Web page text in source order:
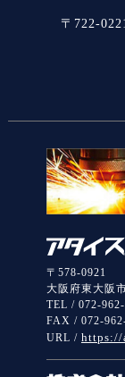
〒722-
〒578-0921
大阪府東大阪
TEL / 072-962-
FAX / 072-
URL / https://